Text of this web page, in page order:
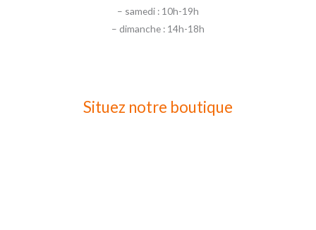
– samedi : 10h-19h
– dimanche : 14h-18h
Situez notre boutique